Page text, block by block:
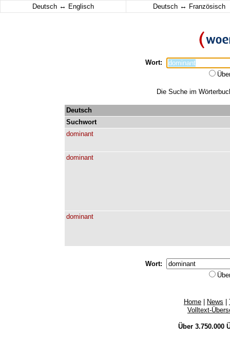
Deutsch ↔ Englisch Deutsch ↔ Französisch
Wort:
Die Suche im
Deutsch
Suchwort
dominant
dominant
dominant
Wort:
Home News
Volltext-
Über 3.750.000